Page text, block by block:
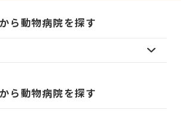
ら動物病院を探す
ら動物病院を探す